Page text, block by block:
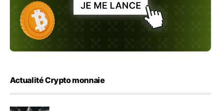
Actualité Crypto monnaie